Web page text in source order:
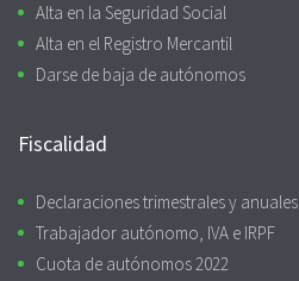
Alta en la Seguridad Social
Alta en el Registro Mercantil
Darse de baja de autónomos
Fiscalidad
Declaraciones trimestrales y anuales
Trabajador autónomo, IVA e IRPF
Cuota de autónomos 2022